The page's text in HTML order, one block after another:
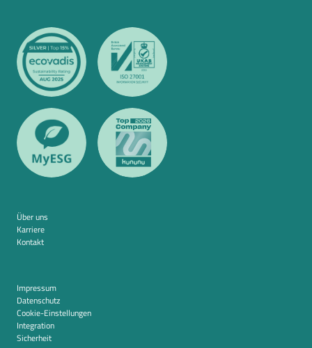
Über uns
Karriere
Kontakt
Impressum
Datenschutz
Cookie-Einstellungen
Integration
Sicherheit